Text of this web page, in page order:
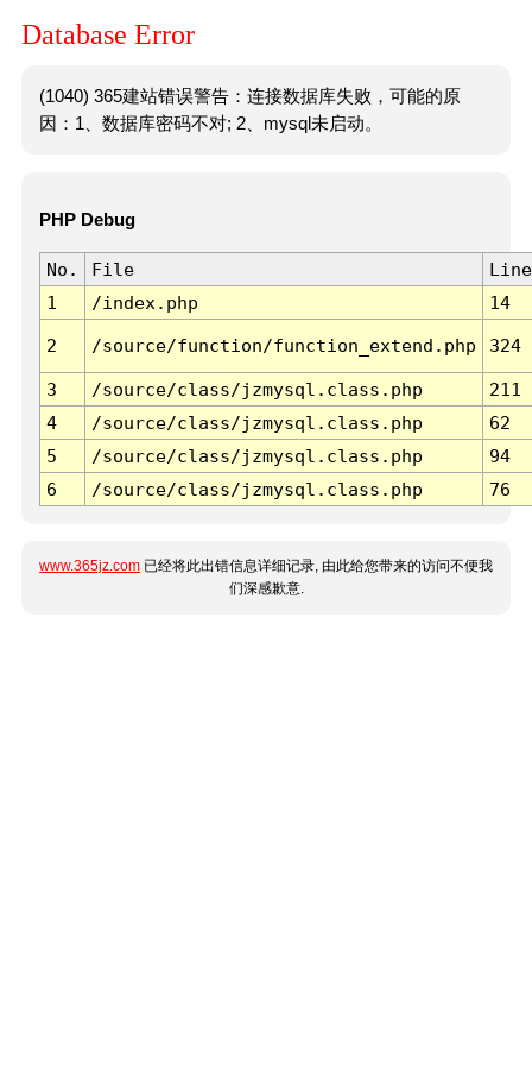
Database Error
(1040) 365建站错误警告：连接数据库失败，可能的原
因：1、数据库密码不对; 2、mysql未启动。
PHP Debug
No. File
Line
1
/index.php 14
2 /source/function/function_extend.php 324
3 /source/class/jzmysql.class.php
211
4
/source/class/jzmysql.class.php
62
5
/source/class/jzmysql.class.php
94
6
/source/class/jzmysql.class.php 76
www.365jz.com 已经将此出错信息详细记录, 由此给您带来的访问不便我
们深感歉意.